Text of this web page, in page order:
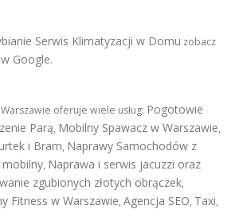
Serwis Klimatyzacji w Domu zobacz
Google.
oferuje wiele usług: Pogotowie
Parą, Mobilny Spawacz w Warszawie,
i Bram, Naprawy Samochodów z
, Naprawa i serwis jacuzzi oraz
zgubionych złotych obrączek,
Fitness w Warszawie, Agencja SEO, Taxi,